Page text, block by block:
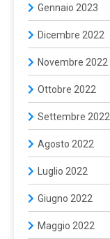
Gennaio 2023
Dicembre 2022
Novembre 2022
Ottobre 2022
Settembre 2022
Agosto 2022
Luglio 2022
Giugno 2022
Maggio 2022